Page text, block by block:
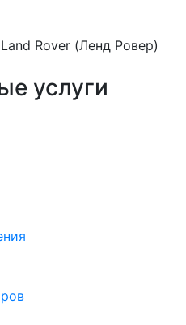
Rover (Ленд Ровер)
услуги